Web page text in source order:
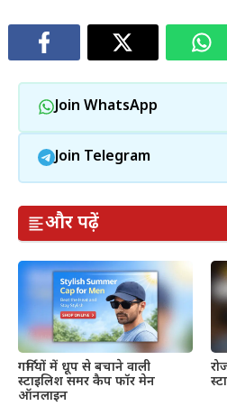
Join WhatsApp
Join Telegram
और पढ़ें
गर्मियों में धूप से बचाने वाली
स्टाइलिश समर कैप फॉर मेन
ऑनलाइन